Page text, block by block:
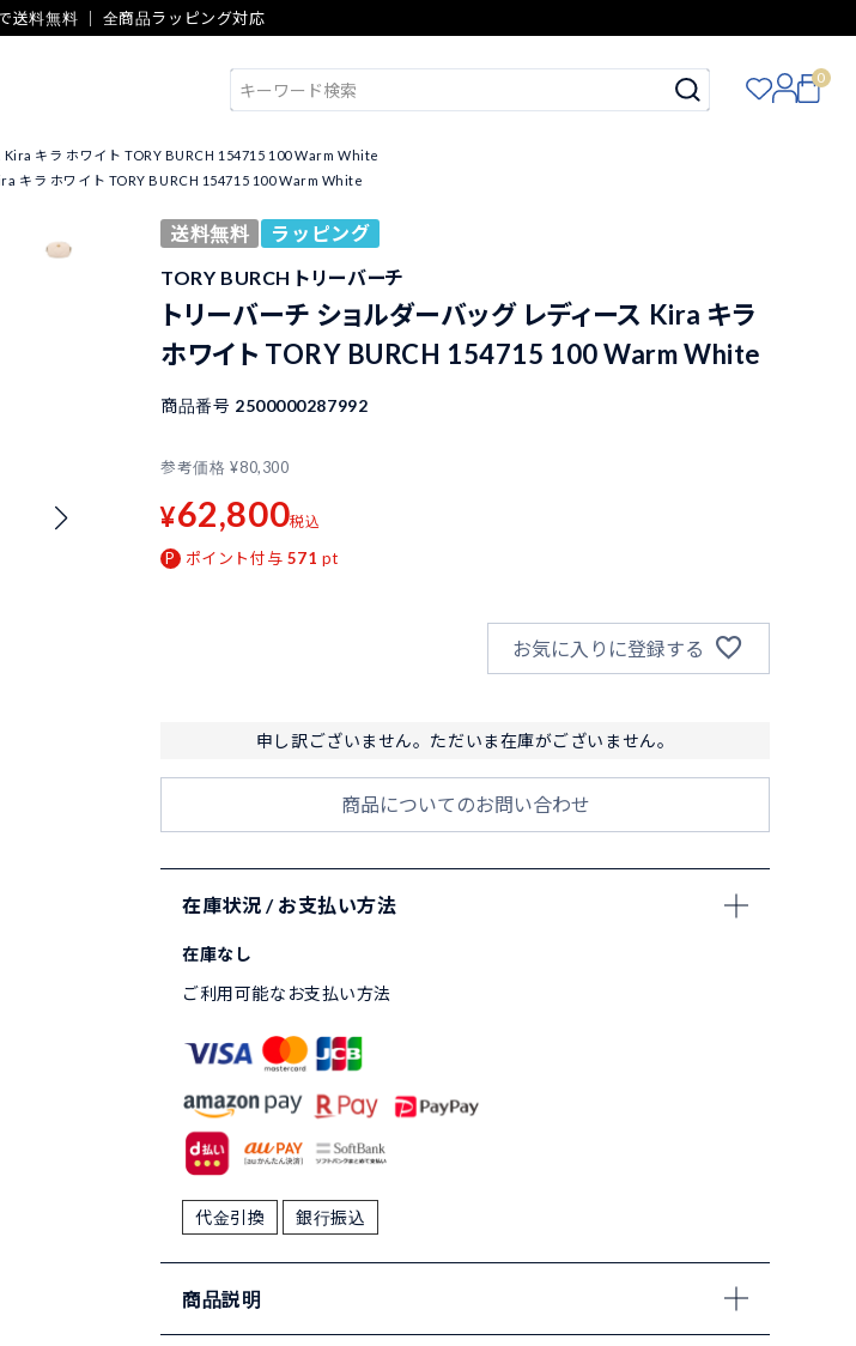
送料無料 ｜ 全商品ラッピング対応
0
Kira キラ ホワイト TORY BURCH 154715 100 Warm White
キラ ホワイト TORY BURCH 154715 100 Warm White
送料無料
ラッピング
TORY BURCH トリーバーチ
トリーバーチ ショルダーバッグ レディース Kira キラ
ホワイト TORY BURCH 154715 100 Warm White
商品番号 2500000287992
参考価格 ¥80,300
¥62,800税込
ポイント付与 571 pt
お気に入りに登録する
申し訳ございません。ただいま在庫がございません。
商品についてのお問い合わせ
在庫状況 / お支払い方法
在庫なし
ご利用可能なお支払い方法
代金引換 銀行振込
商品説明